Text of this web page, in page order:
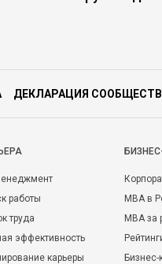
выше для
ДЕКЛАРАЦИЯ
работы
труда
эффективность
карьеры
MBA в
MBA
Бизнес-